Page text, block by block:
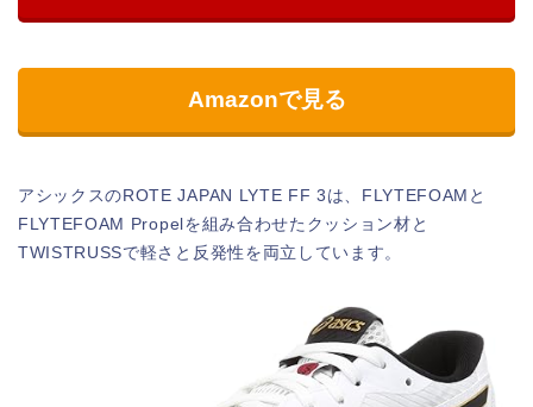
Amazonで見る
アシックスのROTE JAPAN LYTE FF 3は、FLYTEFOAMと
FLYTEFOAM Propelを組み合わせたクッション材と
TWISTRUSSで軽さと反発性を両立しています。